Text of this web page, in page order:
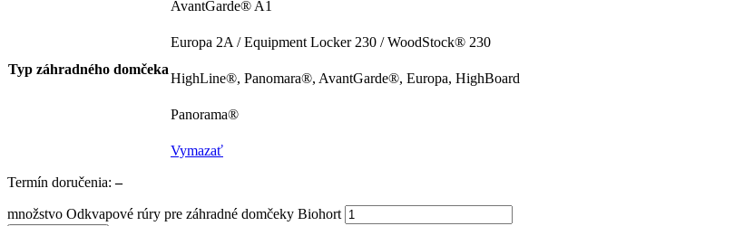
Typ záhradného domčeka
AvantGarde® A1
Europa 2A / Equipment Locker 230 / WoodStock® 230
HighLine®, Panomara®, AvantGarde®, Europa, HighBoard
Panorama®
Vymazať
Termín doručenia:–
množstvo Odkvapové rúry pre záhradné domčeky Biohort